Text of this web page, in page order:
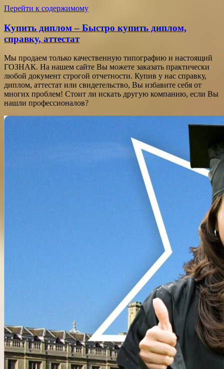
Перейти к содержимому
Купить диплом – Быстро купить диплом,
справку, аттестат
Мы продаем только качественную типографию и настоящий
ГОЗНАК. На нашем сайте Вы можете заказать практически
любой документ строгой отчетности. Купив у нас справку,
диплом, аттестат или свидетельство, Вы избавите себя от
многих проблем! Стоит ли искать другую компанию, если Вы
нашли профессионалов?